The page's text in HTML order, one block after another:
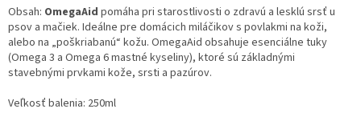
Obsah: OmegaAid pomáha pri starostlivosti o zdravú a lesklú srsť u
psov a mačiek. Ideálne pre domácich miláčikov s povlakmi na koži,
alebo na „poškriabanú“ kožu. OmegaAid obsahuje esenciálne tuky
(Omega 3 a Omega 6 mastné kyseliny), ktoré sú základnými
stavebnými prvkami kože, srsti a pazúrov.
Veľkosť balenia: 250ml